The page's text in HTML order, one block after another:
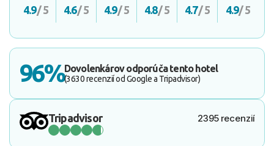
4.9/ 5 4.6/ 5 4.9/ 5 4.8/ 5 4.7/ 5 4.9/ 5
96%Dovolenkárov odporúča tento hotel
(3630 recenzií od Google a Tripadvisor)
Tripadvisor 2395 recenzií